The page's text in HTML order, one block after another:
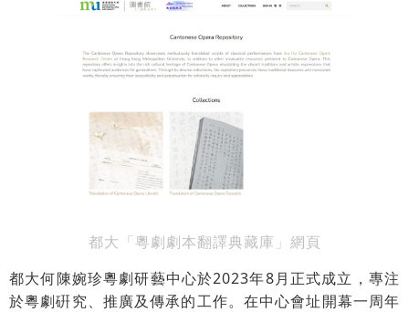
都大「粵劇劇本翻譯典藏庫」網頁
都大何陳婉珍粵劇研藝中心於2023年8月正式成立，專注
於粵劇硏究、推廣及傳承的工作。在中心會址開幕一周年